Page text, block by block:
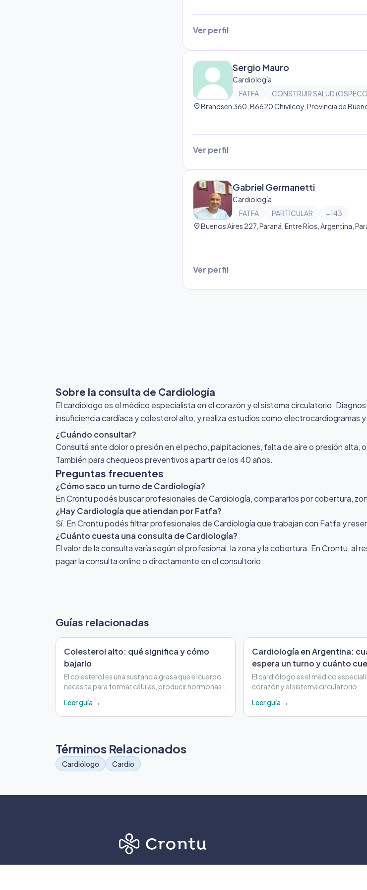
Ver perfil
Sergio Mauro
Cardiología
FATFA
CONSTRUIR SALUD
location_on
Ver perfil
Gabriel Germanetti
Cardiología
FATFA
PARTICULAR +143
location_onBuenos Aires 227, Paraná, Entre Ríos, Argentina,
Ver perfil
Sobre la consulta de Cardiología
El cardiólogo es el médico especialista en el corazón y el sistema circulatorio.
insuficiencia cardíaca y colesterol alto, y realiza estudios como electrocardiogramas
¿Cuándo consultar?
Consultá ante dolor o presión en el pecho, palpitaciones, falta de aire o presión
También para chequeos preventivos a partir de los 40 años.
Preguntas frecuentes
¿Cómo saco un turno de Cardiología?
En Crontu podés buscar profesionales de Cardiología, compararlos por cobertura,
¿Hay Cardiología que atiendan por Fatfa?
Sí. En Crontu podés filtrar profesionales de Cardiología que trabajan con Fatfa y
¿Cuánto cuesta una consulta de Cardiología?
El valor de la consulta varía según el profesional, la zona y la cobertura. En Crontu,
pagar la consulta online o directamente en el consultorio.
Guías relacionadas
Colesterol alto: qué significa y cómo
bajarlo
El colesterol es una sustancia grasa que el cuerpo
necesita para formar células, producir hormonas y
Leer guía →
Cardiología en Argentina:
espera un turno y cuánto
El cardiólogo es el médico
corazón y el sistema circulatorio.
Leer guía →
Términos Relacionados
Cardiólogo Cardio
©